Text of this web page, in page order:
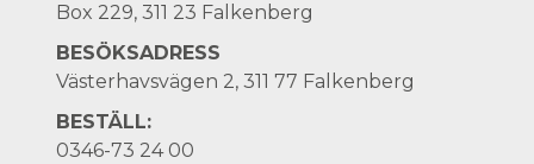
Box 229, 311 23 Falkenberg
BESÖKSADRESS
Västerhavsvägen 2, 311 77 Falkenberg
BESTÄLL:
0346-73 24 00